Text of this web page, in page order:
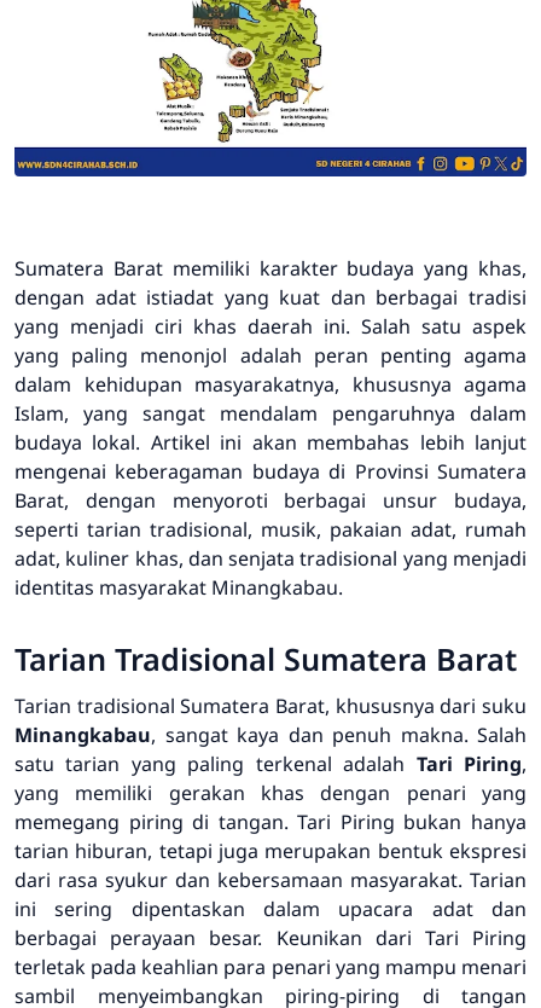
Sumatera Barat memiliki karakter budaya yang khas,
dengan adat istiadat yang kuat dan berbagai tradisi
yang menjadi ciri khas daerah ini. Salah satu aspek
yang paling menonjol adalah peran penting agama
dalam kehidupan masyarakatnya, khususnya agama
Islam, yang sangat mendalam pengaruhnya dalam
budaya lokal. Artikel ini akan membahas lebih lanjut
mengenai keberagaman budaya di Provinsi Sumatera
Barat, dengan menyoroti berbagai unsur budaya,
seperti tarian tradisional, musik, pakaian adat, rumah
adat, kuliner khas, dan senjata tradisional yang menjadi
identitas masyarakat Minangkabau.
Tarian Tradisional Sumatera Barat
Tarian tradisional Sumatera Barat, khususnya dari suku
Minangkabau, sangat kaya dan penuh makna. Salah
satu tarian yang paling terkenal adalah Tari Piring,
yang memiliki gerakan khas dengan penari yang
memegang piring di tangan. Tari Piring bukan hanya
tarian hiburan, tetapi juga merupakan bentuk ekspresi
dari rasa syukur dan kebersamaan masyarakat. Tarian
ini sering dipentaskan dalam upacara adat dan
berbagai perayaan besar. Keunikan dari Tari Piring
terletak pada keahlian para penari yang mampu menari
sambil menyeimbangkan piring-piring di tangan